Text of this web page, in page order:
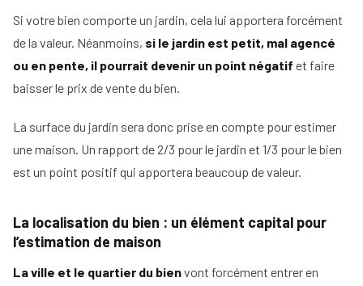
Si votre bien comporte un jardin, cela lui apportera forcément
de la valeur. Néanmoins, si le jardin est petit, mal agencé
ou en pente, il pourrait devenir un point négatif et faire
baisser le prix de vente du bien.
La surface du jardin sera donc prise en compte pour estimer
une maison. Un rapport de 2/3 pour le jardin et 1/3 pour le bien
est un point positif qui apportera beaucoup de valeur.
La localisation du bien : un élément capital pour
l’estimation de maison
La ville et le quartier du bienvont forcément entrer en